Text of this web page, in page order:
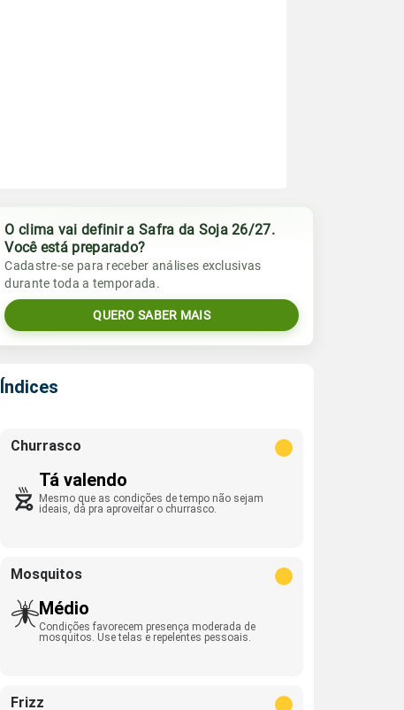
O clima vai definir a Safra da Soja 26/27.
Você está preparado?
Cadastre-se para receber análises exclusivas
durante toda a temporada.
QUERO SABER MAIS
Índices
Churrasco
Tá valendo
Mesmo que as condições de tempo não sejam
ideais, dá pra aproveitar o churrasco.
Mosquitos
Médio
Condições favorecem presença moderada de
mosquitos. Use telas e repelentes pessoais.
Frizz